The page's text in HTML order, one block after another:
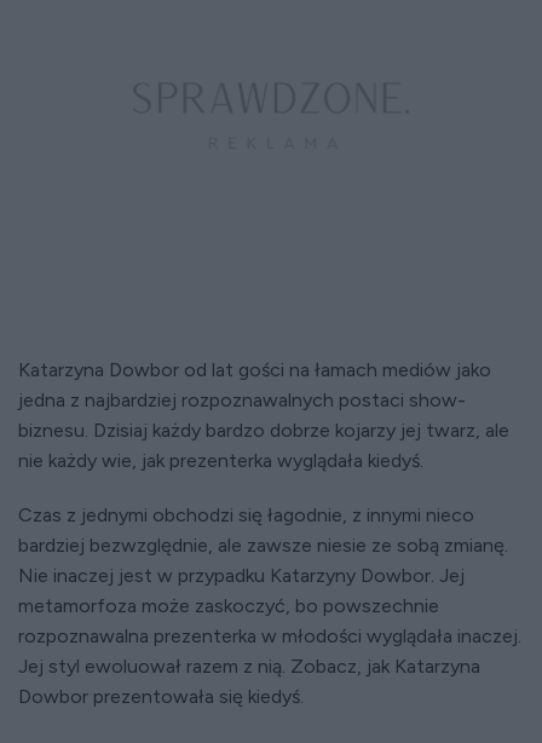
Katarzyna Dowbor od lat gości na łamach mediów jako
jedna z najbardziej rozpoznawalnych postaci show-
biznesu. Dzisiaj każdy bardzo dobrze kojarzy jej twarz, ale
nie każdy wie, jak prezenterka wyglądała kiedyś.
Czas z jednymi obchodzi się łagodnie, z innymi nieco
bardziej bezwzględnie, ale zawsze niesie ze sobą zmianę.
Nie inaczej jest w przypadku Katarzyny Dowbor. Jej
metamorfoza może zaskoczyć, bo powszechnie
rozpoznawalna prezenterka w młodości wyglądała inaczej.
Jej styl ewoluował razem z nią. Zobacz, jak Katarzyna
Dowbor prezentowała się kiedyś.